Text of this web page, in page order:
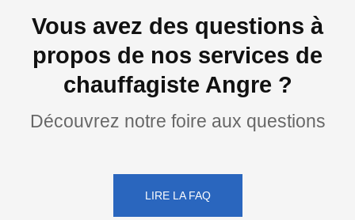
Vous avez des questions à
propos de nos services de
chauffagiste Angre ?
Découvrez notre foire aux questions
LIRE LA FAQ